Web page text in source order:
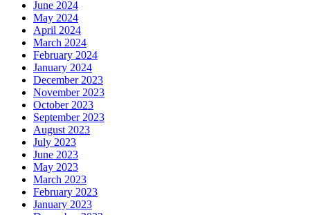
June 2024
May 2024
April 2024
March 2024
February 2024
January 2024
December 2023
November 2023
October 2023
September 2023
August 2023
July 2023
June 2023
May 2023
March 2023
February 2023
January 2023